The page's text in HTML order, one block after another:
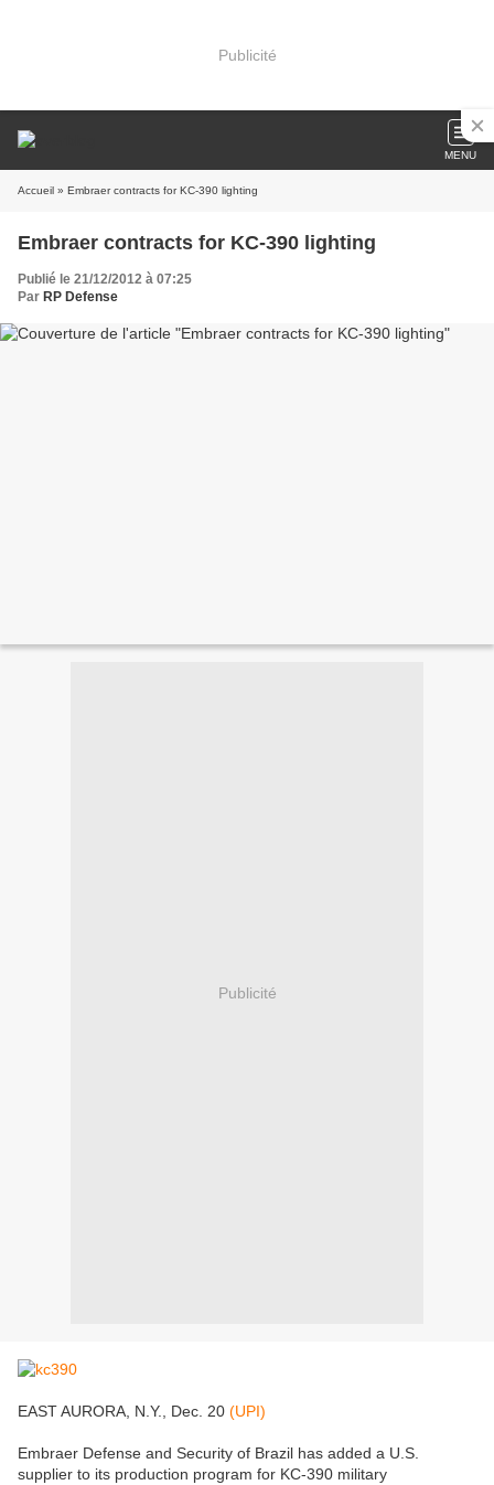
Publicité
MENU
Accueil » Embraer contracts for KC-390 lighting
Embraer contracts for KC-390 lighting
Publié le 21/12/2012 à 07:25
Par RP Defense
Publicité
EAST AURORA, N.Y., Dec. 20 (UPI)
Embraer Defense and Security of Brazil has added a U.S.
supplier to its production program for KC-390 military